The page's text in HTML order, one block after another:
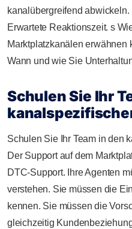
kanalübergreifend
Erwartete Reaktionszeit. s
Marktplatzkanälen erwähnen
Wann und wie Sie
Schulen Sie Ihr
Schulen Sie Ihr Team in den
Der Support auf dem
DTC-Support. Ihre Agenten
verstehen. Sie müssen die
kennen. Sie müssen die
gleichzeitig